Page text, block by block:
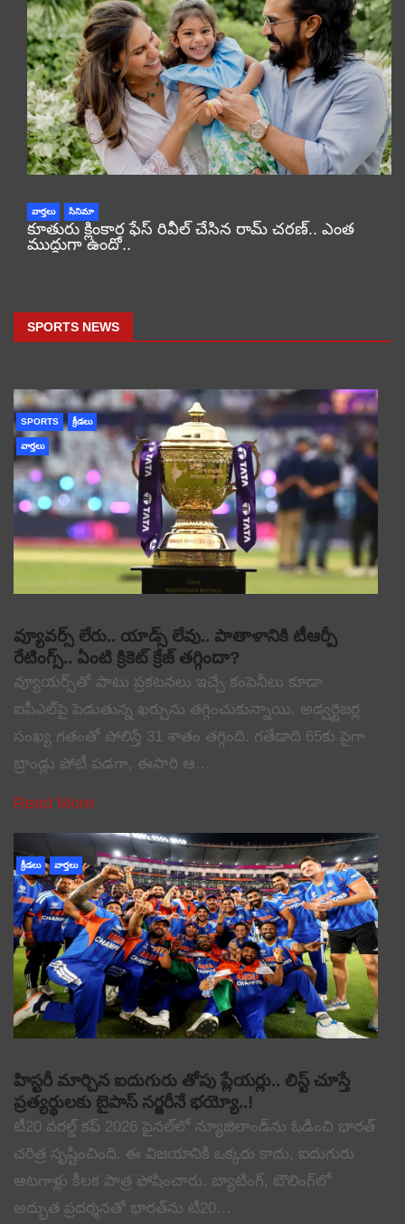
వార్తలు సినిమా
కూతురు క్లింకార ఫేస్ రివీల్ చేసిన రామ్ చరణ్.. ఎంత
ముద్దుగా ఉందో..
SPORTS NEWS
SPORTS క్రీడలు
వార్తలు
వ్యూవర్స్ లేరు.. యాడ్స్ లేవు.. పాతాళానికి టీఆర్పీ
రేటింగ్స్.. ఏంటి క్రికెట్ క్రేజ్ తగ్గిందా?
వ్యూయర్స్‌తో పాటు ప్రకటనలు ఇచ్చే కంపెనీలు కూడా
ఐపీఎల్‌పై పెడుతున్న ఖర్చును తగ్గించుకున్నాయి. అడ్వర్టైజర్ల
సంఖ్య గతంతో పోలిస్తే 31 శాతం తగ్గింది. గతేడాది 65కు పైగా
బ్రాండ్లు పోటీ పడగా, ఈసారి ఆ…
Read More
క్రీడలు వార్తలు
హిస్టరీ మార్చిన ఐదుగురు తోపు ప్లేయర్లు.. లిస్ట్ చూస్తే
ప్రత్యర్థులకు బైపాస్ సర్జరీనే భయ్యో..!
టీ20 వరల్డ్ కప్ 2026 ఫైనల్‌లో న్యూజిలాండ్‌ను ఓడించి భారత్
చరిత్ర సృష్టించింది. ఈ విజయానికి ఒక్కరు కాదు, ఐదుగురు
ఆటగాళ్లు కీలక పాత్ర పోషించారు. బ్యాటింగ్, బౌలింగ్‌లో
అద్భుత ప్రదర్శనతో భారత్‌ను టీ20…